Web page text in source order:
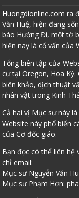
Huongdionline.com ra
Văn Huệ, hiện đang
báo Hướng Đi, một tờ
hiện nay là cố vấn của
Tổng biên tập của
cư tại Oregon, Hoa
biên khảo, dịch thuật
nhân vật trong Kinh
Cả hai vị Mục sư này
Website này phổ biến
của Cơ đốc giáo.
Bạn đọc có thể liên hệ
chỉ email:
Mục sư Nguyễn Văn
Mục sư Phạm Hơn: